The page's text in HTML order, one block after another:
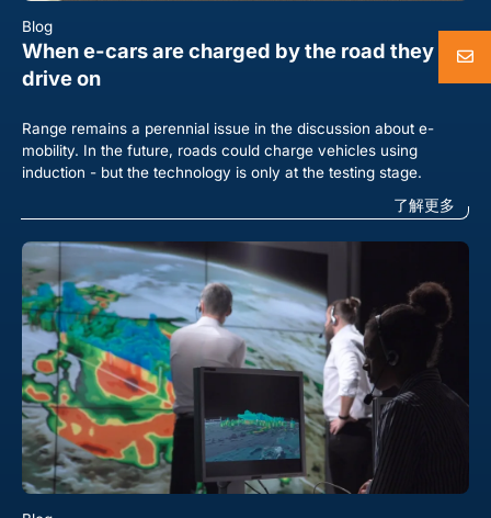
Blog
When e-cars are charged by the road they
drive on
Range remains a perennial issue in the discussion about e-
mobility. In the future, roads could charge vehicles using
induction - but the technology is only at the testing stage.
了解更多